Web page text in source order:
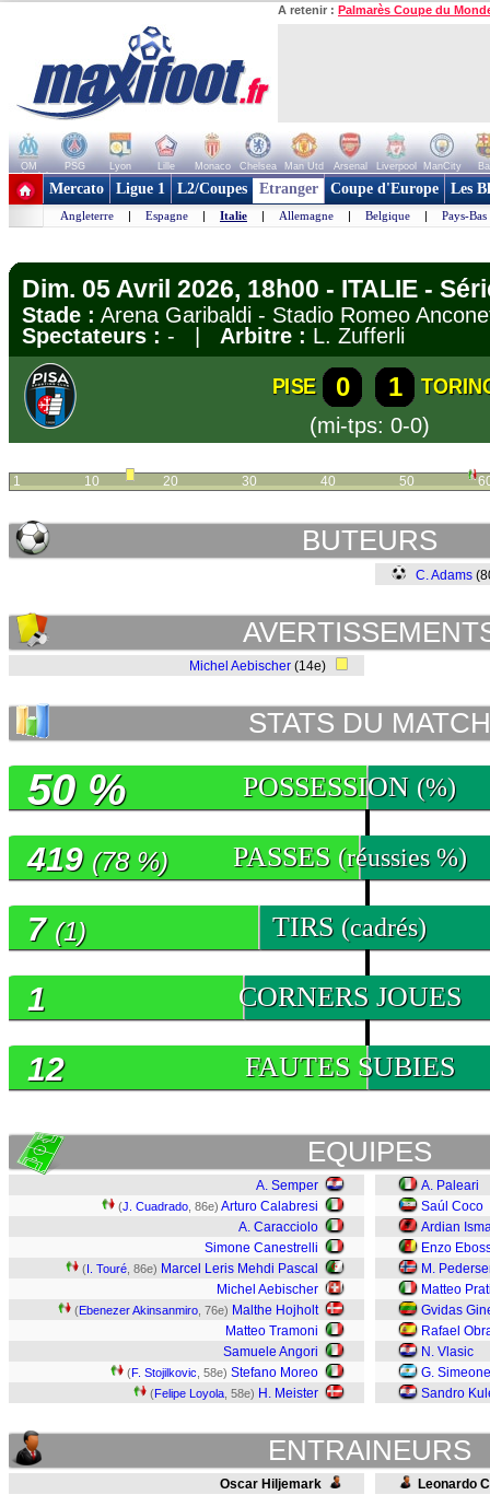
A retenir : Palmarès Coupe du
OM PSG Lyon Lille Monaco Chelsea Man Utd Arsenal Liverpool ManCity
+ de clubs
Mercato Ligue 1 L2/Coupes Etranger Coupe d'Europe Les
Angleterre | Espagne | Italie | Allemagne | Belgique | Pays-Bas
Dim. 05 Avril 2026, 18h00 - ITALIE -
Stade : Arena Garibaldi - Stadio Romeo
Spectateurs : - | Arbitre : L. Zufferli
PISE 0 1
(mi-tps: 0-0)
1 10 20 30 40 50
BUTEURS
C. Adams
Michel Aebischer (14e)
STATS DU MATCH
POSSESSION (%)
50 %
PASSES (réussies %)
419 (78 %)
TIRS (cadrés)
7 (1)
CORNERS JOUES
1
FAUTES SUBIES
12
EQUIPES
A. Semper
(J. Cuadrado , 86e) Arturo Calabresi
A. Caracciolo
Simone Canestrelli
(I. Touré , 86e) Marcel Leris Mehdi Pascal
Michel Aebischer
(Ebenezer Akinsanmiro , 76e) Malthe Hojholt
Matteo Tramoni
Samuele Angori
(F. Stojilkovic , 58e) Stefano Moreo
(Felipe Loyola , 58e) H. Meister
A. Paleari
Saúl Coco
Ardian
Enzo
M.
Matteo
Gvidas
Rafael
N. Vlasic
G. Simeone
Sandro
ENTRAINEURS
Oscar Hiljemark Leonardo